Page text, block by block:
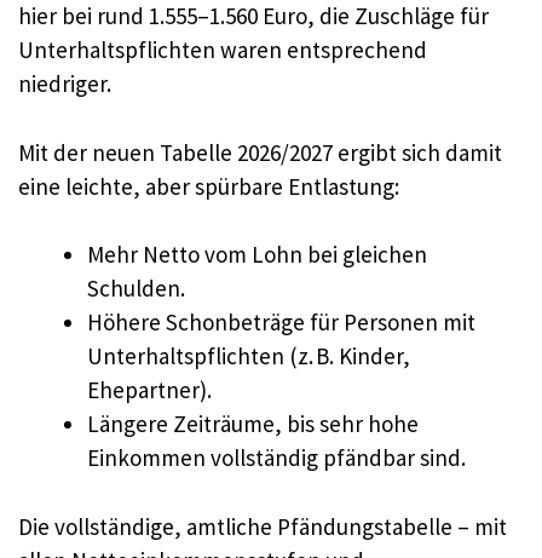
hier bei rund 1.555–1.560 Euro, die Zuschläge für
Unterhaltspflichten waren entsprechend
niedriger.
Mit der neuen Tabelle 2026/2027 ergibt sich damit
eine leichte, aber spürbare Entlastung:
Mehr Netto vom Lohn bei gleichen
Schulden.
Höhere Schonbeträge für Personen mit
Unterhaltspflichten (z. B. Kinder,
Ehepartner).
Längere Zeiträume, bis sehr hohe
Einkommen vollständig pfändbar sind.
Die vollständige, amtliche Pfändungstabelle – mit